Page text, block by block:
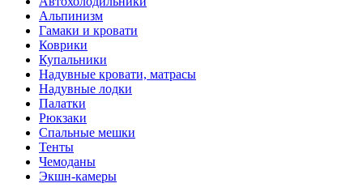
Альпинизм
Гамаки и кровати
Коврики
Купальники
Надувные кровати, матрасы
Надувные лодки
Палатки
Рюкзаки
Спальные мешки
Тенты
Чемоданы
Экшн-камеры